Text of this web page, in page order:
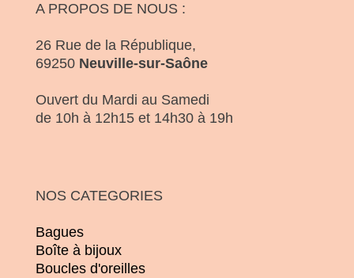
A PROPOS DE NOUS :
26 Rue de la République,
69250 Neuville-sur-Saône
Ouvert du Mardi au Samedi
de 10h à 12h15 et 14h30 à 19h
NOS CATEGORIES
Bagues
Boîte à bijoux
Boucles d'oreilles